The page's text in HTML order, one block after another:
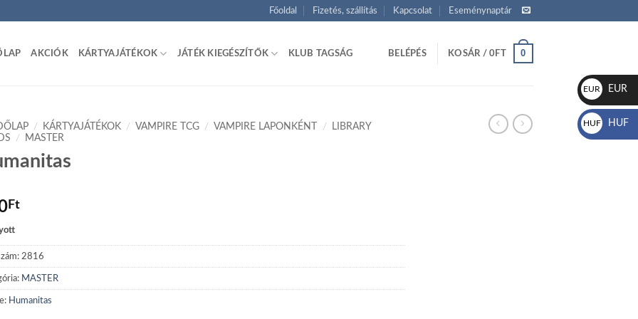
Főoldal Fizetés, szállítás Kapcsolat Eseménynaptár
AKCIÓK KÁRTYAJÁTÉKOK JÁTÉK KIEGÉSZÍTŐK KLUB TAGSÁG BELÉPÉS KOSÁR /0FT 0
/ KÁRTYAJÁTÉKOK / VAMPIRE TCG / VAMPIRE LAPONKÉNT /
LIBRARY
/ MASTER
Ft
2816
MASTER
Humanitas
EUR
€
EUR
HUF
Ft
HUF